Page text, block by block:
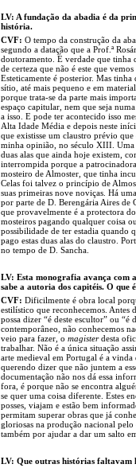
LV: A fundação da abadia é da
história.
CVF: O tempo da construção da
segundo a datação que a Prof.ª
doutoramento. É verdade que tinha
de certeza que não é este que
Esteticamente é posterior. Mas
sítio, até mais pequeno e em
porque trata-se da parte mais
espaço capitular, nem que seja
a isso. E pode ter acontecido isso
Alta Idade Média e depois neste
que existisse um claustro prévio
minha opinião, no século XIII. Uma
duas alas que ainda hoje existem,
interrompida porque a
mosteiro de Almoster, que tinha
Celas foi talvez o princípio de
suas primeiras nove noviças. Há
por parte de D. Berengária Aires de
que provavelmente é a protectora
mosteiros pagando qualquer coisa
possibilidade de ter estadia quando
pago estas duas alas do claustro.
no tempo de D. Sancha.
LV: Esta monografia avança com
sabe a autoria dos capitéis. O que
CVF: Dificilmente é obra local
estilístico que reconhecemos. Antes
possa dizer “é deste escultor” ou “é
contemporâneo, não conhecemos
veio para fazer, o magisterdesta
trabalhar. Não é a única situação
arte medieval em Portugal é a vinda
querendo dizer que não juntem a
documentação não nos dá essa
fora, é porque não se encontra
se quer uma coisa diferente. Estes
posses, viajam e estão bem
permitam superar obras que já
gloriosas na produção nacional pelo
também por ajudar a dar um salto
LV: Que outras histórias faltavam